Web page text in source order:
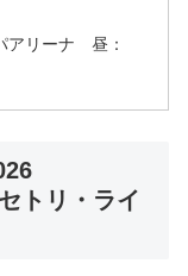
アリーナ 昼：
トリ・ライ